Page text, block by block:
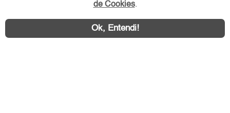
WhatsApp Contatar
de Cookies.
Ok, Entendi!